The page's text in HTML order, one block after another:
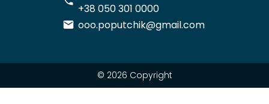
+38 050 301 0000
ooo.poputchik@gmail.com
© 2026 Copyright